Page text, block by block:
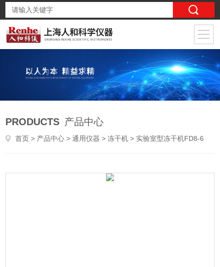
PRODUCTS 产品中心
首页 > 产品中心 >通用仪器 >冻干机 > 实验室型冻干机FD8-6